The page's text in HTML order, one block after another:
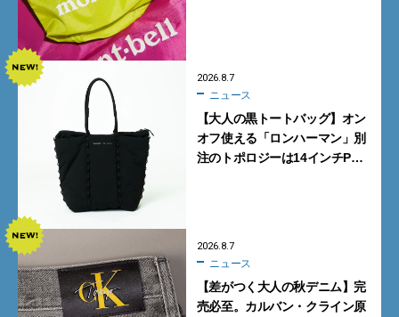
2026.8.7
ニュース
【大人の黒トートバッグ】オン
オフ使える「ロンハーマン」別
注のトポロジーは14インチPC
2026.8.7
ニュース
【差がつく大人の秋デニム】完
売必至。カルバン・クライン原